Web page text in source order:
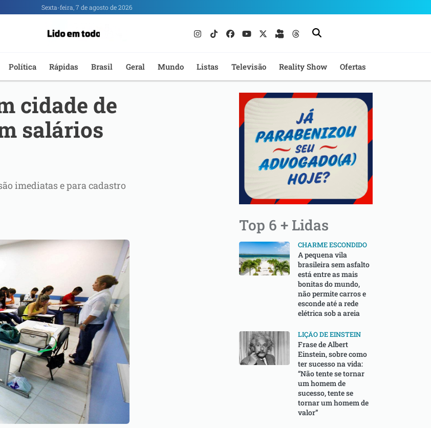
Sexta-feira, 7 de agosto de 2026
Política Rápidas Brasil Geral Mundo Listas Televisão Reality Show Ofertas
cidade de
salários
imediatas e para cadastro
Top 6 + Lidas
CHARME ESCONDIDO
A pequena vila
brasileira sem asfalto
está entre as mais
bonitas do mundo,
não permite carros e
esconde até a rede
elétrica sob a areia
LIÇÃO DE EINSTEIN
Frase de Albert
Einstein, sobre como
ter sucesso na vida:
“Não tente se tornar
um homem de
sucesso, tente se
tornar um homem de
valor”